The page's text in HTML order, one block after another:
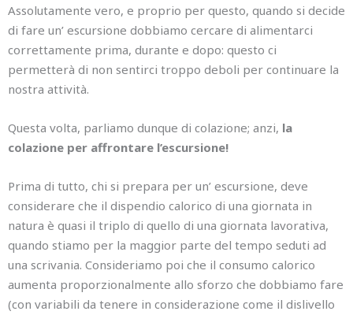
Assolutamente vero, e proprio per questo, quando si decide
di fare un’ escursione dobbiamo cercare di alimentarci
correttamente prima, durante e dopo: questo ci
permetterà di non sentirci troppo deboli per continuare la
nostra attività.
Questa volta, parliamo dunque di colazione; anzi, la
colazione per affrontare l’escursione!
Prima di tutto, chi si prepara per un’ escursione, deve
considerare che il dispendio calorico di una giornata in
natura è quasi il triplo di quello di una giornata lavorativa,
quando stiamo per la maggior parte del tempo seduti ad
una scrivania. Consideriamo poi che il consumo calorico
aumenta proporzionalmente allo sforzo che dobbiamo fare
(con variabili da tenere in considerazione come il dislivello